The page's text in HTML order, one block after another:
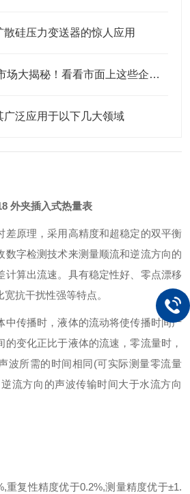
硅压力变送器的惊人应用
2026年压力变送器市场大揭秘！看看市面上这些企业口碑究竟咋样？
广泛应用于以下几大领域
外夹插入式热量表
差原理，采用高精度和超稳定的双平衡
数字检测技术来测量顺流和逆流方向的
计算出流速。具有稳定性好、零点漂移
抗干扰性强等特点。
传播时，液体的流动将使传播时间产
变化正比于液体的流速，零流量时，
波所需的时间相同(可实际测量零流量
流方向的声波传输时间大于水流方向
复性精度优于0.2%,测量精度优于±1.